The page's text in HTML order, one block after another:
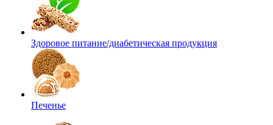
Здоровое питание/диабетическая продукция
Печенье